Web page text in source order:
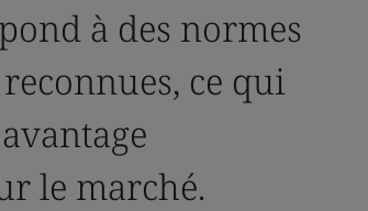
à des normes
ce qui
le marché.